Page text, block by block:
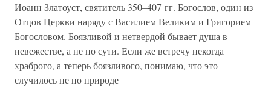
Иоанн Златоуст, святитель 350–407 гг. Богослов, один из
Отцов Церкви наряду с Василием Великим и Григорием
Богословом. Боязливой и нетвердой бывает душа в
невежестве, а не по сути. Если же встречу некогда
храброго, а теперь боязливого, понимаю, что это
случилось не по природе